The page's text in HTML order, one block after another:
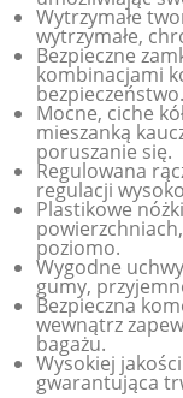
Wytrzymałe
wytrzymałe,
Bezpieczne
kombinacjami
bezpieczeństwo.
Mocne, ciche
mieszanką
poruszanie się.
Regulowana
regulacji
Plastikowe
poziomo.
Wygodne
gumy,
Bezpieczna
wewnątrz
bagażu.
Wysokiej
gwarantująca